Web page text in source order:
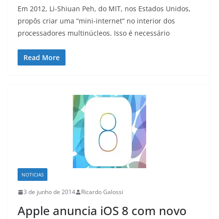
Em 2012, Li-Shiuan Peh, do MIT, nos Estados Unidos,
propôs criar uma “mini-internet” no interior dos
processadores multinúcleos. Isso é necessário
Read More
NOTICIAS
3 de junho de 2014 Ricardo Galossi
Apple anuncia iOS 8 com novo